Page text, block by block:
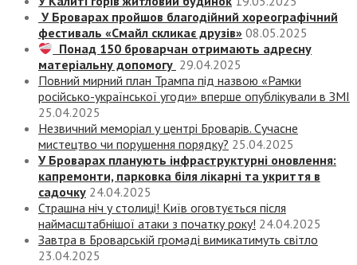
У Броварах пройшов благодійний хореографічний
фестиваль «Смайл скликає друзів» 08.05.2025
Понад 150 броварчан отримають адресну
матеріальну допомогу 29.04.2025
Повний мирний план Трампа під назвою «‎Рамки
російсько-української угоди» вперше опублікували в ЗМІ
25.04.2025
Незвичний меморіал у центрі Броварів. Сучасне
мистецтво чи порушення порядку? 25.04.2025
У Броварах планують інфраструктурні оновлення:
капремонти, парковка біля лікарні та укриття в
садочку 24.04.2025
Страшна ніч у столиці! Київ оговтується після
наймасштабнішої атаки з початку року! 24.04.2025
Завтра в Броварській громаді вимикатимуть світло
23.04.2025